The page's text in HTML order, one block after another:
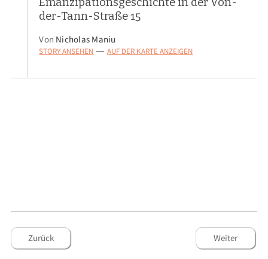
der-Tann-Straße 15
Von Nicholas Maniu
STORY ANSEHEN — AUF DER KARTE ANZEIGEN
Zurück Weiter